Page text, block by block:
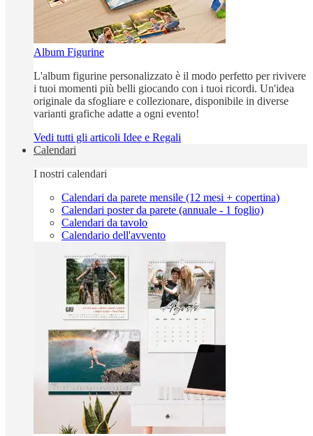
Album Figurine
L'album figurine personalizzato è il modo perfetto per rivivere
i tuoi momenti più belli giocando con i tuoi ricordi. Un'idea
originale da sfogliare e collezionare, disponibile in diverse
varianti grafiche adatte a ogni evento!
Vedi tutti gli articoli Idee e Regali
Calendari
I nostri calendari
Calendari da parete mensile (12 mesi + copertina)
Calendari poster da parete (annuale - 1 foglio)
Calendari da tavolo
Calendario dell'avvento